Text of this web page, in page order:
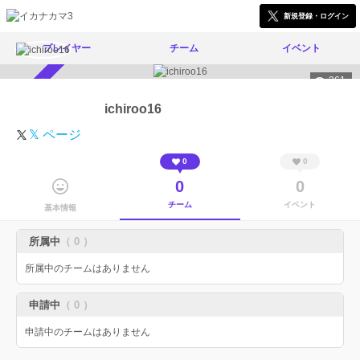
新規登録・ログイン
プレイヤー チーム イベント
261
ichiroo16
𝕏 ページ
基本情報
0
0
チーム
0
0
イベント
所属中 （ 0 ）
所属中のチームはありません
申請中 （ 0 ）
申請中のチームはありません